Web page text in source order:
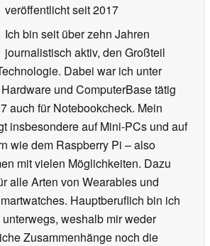
veröffentlichtseit 2017
Ich bin seit über zehn Jahren
journalistisch aktiv, den Großteil
Dabei war ich unter
und ComputerBase tätig
auch für Notebookcheck. Mein
insbesondere auf Mini-PCs und auf
wie dem Raspberry Pi – also
mit vielen Möglichkeiten. Dazu
alle Arten von Wearables und
Hauptberuflich bin ich
weshalb mir weder
Zusammenhänge noch die